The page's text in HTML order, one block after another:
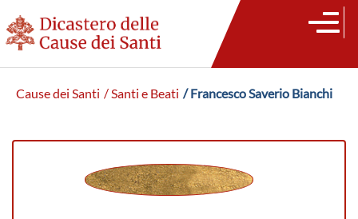
Cause dei Santi / Santi e Beati / Francesco Saverio Bianchi